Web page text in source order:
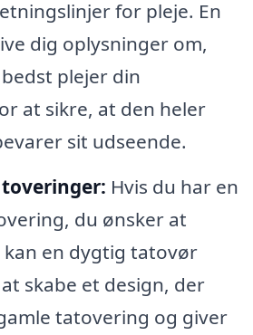
for pleje. En
dig oplysninger om,
plejer din
at sikre, at den heler
sit udseende.
Hvis du har en
du ønsker at
en dygtig tatovør
skabe et design, der
tatovering og giver